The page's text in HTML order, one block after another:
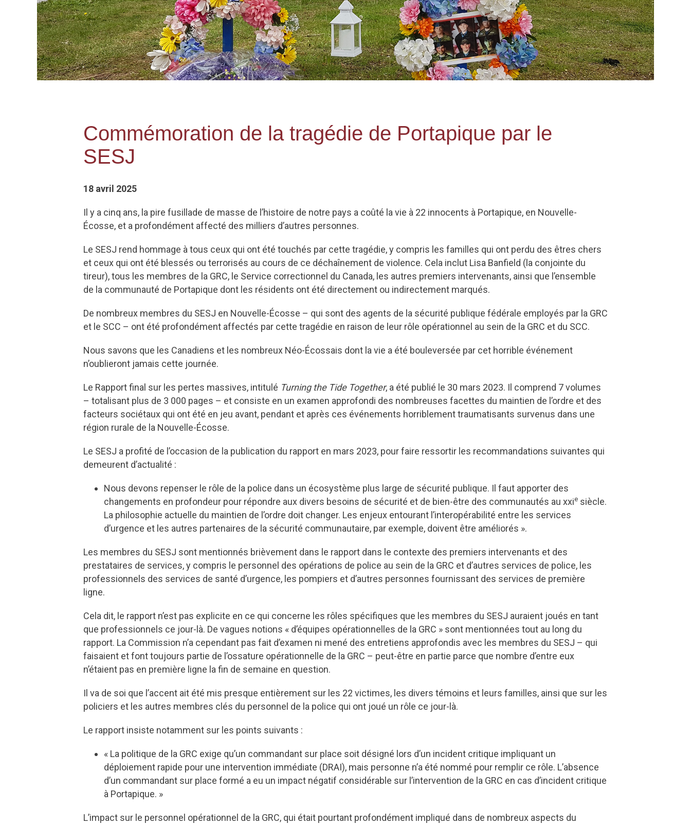
Commémoration de la tragédie de Portapique par le
SESJ
18 avril 2025
Il y a cinq ans, la pire fusillade de masse de l’histoire de notre pays a coûté la vie à 22 innocents à Portapique, en Nouvelle-
Écosse, et a profondément affecté des milliers d’autres personnes.
Le SESJ rend hommage à tous ceux qui ont été touchés par cette tragédie, y compris les familles qui ont perdu des êtres chers
et ceux qui ont été blessés ou terrorisés au cours de ce déchaînement de violence. Cela inclut Lisa Banfield (la conjointe du
tireur), tous les membres de la GRC, le Service correctionnel du Canada, les autres premiers intervenants, ainsi que l’ensemble
de la communauté de Portapique dont les résidents ont été directement ou indirectement marqués.
De nombreux membres du SESJ en Nouvelle-Écosse – qui sont des agents de la sécurité publique fédérale employés par la GRC
et le SCC – ont été profondément affectés par cette tragédie en raison de leur rôle opérationnel au sein de la GRC et du SCC.
Nous savons que les Canadiens et les nombreux Néo-Écossais dont la vie a été bouleversée par cet horrible événement
n’oublieront jamais cette journée.
Le Rapport final sur les pertes massives, intitulé Turning the Tide Together, a été publié le 30 mars 2023. Il comprend 7 volumes
– totalisant plus de 3 000 pages – et consiste en un examen approfondi des nombreuses facettes du maintien de l’ordre et des
facteurs sociétaux qui ont été en jeu avant, pendant et après ces événements horriblement traumatisants survenus dans une
région rurale de la Nouvelle-Écosse.
Le SESJ a profité de l’occasion de la publication du rapport en mars 2023, pour faire ressortir les recommandations suivantes qui
demeurent d’actualité :
Nous devons repenser le rôle de la police dans un écosystème plus large de sécurité publique. Il faut apporter des
changements en profondeur pour répondre aux divers besoins de sécurité et de bien-être des communautés au xxie siècle.
La philosophie actuelle du maintien de l’ordre doit changer. Les enjeux entourant l’interopérabilité entre les services
d’urgence et les autres partenaires de la sécurité communautaire, par exemple, doivent être améliorés ».
Les membres du SESJ sont mentionnés brièvement dans le rapport dans le contexte des premiers intervenants et des
prestataires de services, y compris le personnel des opérations de police au sein de la GRC et d’autres services de police, les
professionnels des services de santé d’urgence, les pompiers et d’autres personnes fournissant des services de première
ligne.
Cela dit, le rapport n’est pas explicite en ce qui concerne les rôles spécifiques que les membres du SESJ auraient joués en tant
que professionnels ce jour-là. De vagues notions « d’équipes opérationnelles de la GRC » sont mentionnées tout au long du
rapport. La Commission n’a cependant pas fait d’examen ni mené des entretiens approfondis avec les membres du SESJ – qui
faisaient et font toujours partie de l’ossature opérationnelle de la GRC – peut-être en partie parce que nombre d’entre eux
n’étaient pas en première ligne la fin de semaine en question.
Il va de soi que l’accent ait été mis presque entièrement sur les 22 victimes, les divers témoins et leurs familles, ainsi que sur les
policiers et les autres membres clés du personnel de la police qui ont joué un rôle ce jour-là.
Le rapport insiste notamment sur les points suivants :
« La politique de la GRC exige qu’un commandant sur place soit désigné lors d’un incident critique impliquant un
déploiement rapide pour une intervention immédiate (DRAI), mais personne n’a été nommé pour remplir ce rôle. L’absence
d’un commandant sur place formé a eu un impact négatif considérable sur l’intervention de la GRC en cas d’incident critique
à Portapique. »
L’impact sur le personnel opérationnel de la GRC, qui était pourtant profondément impliqué dans de nombreux aspects du